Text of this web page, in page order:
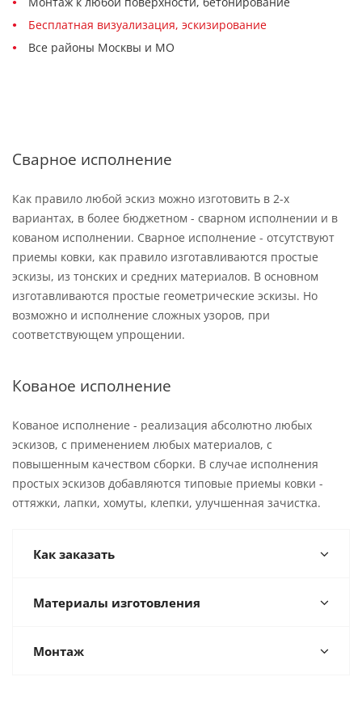
Бесплатная визуализация, эскизирование
Все районы Москвы и МО
Сварное исполнение
Как правило любой эскиз можно изготовить в 2-х
вариантах, в более бюджетном - сварном исполнении и в
кованом исполнении. Сварное исполнение - отсутствуют
приемы ковки, как правило изготавливаются простые
эскизы, из тонских и средних материалов. В основном
изготавливаются простые геометрические эскизы. Но
возможно и исполнение сложных узоров, при
соответствующем упрощении.
Кованое исполнение
Кованое исполнение - реализация абсолютно любых
эскизов, с применением любых материалов, с
повышенным качеством сборки. В случае исполнения
простых эскизов добавляются типовые приемы ковки -
оттяжки, лапки, хомуты, клепки, улучшенная зачистка.
Как заказать
Материалы изготовления
Монтаж